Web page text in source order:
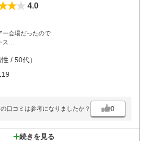
4.0
ー会場だったので
ス
性 / 50代）
口コミは参考になりましたか？ 0
続きを見る